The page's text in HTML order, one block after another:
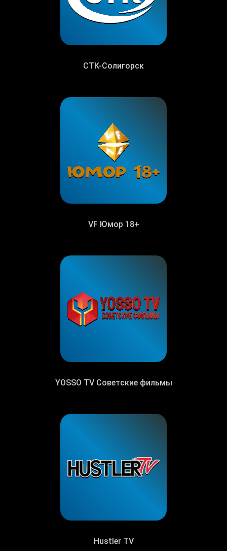
СТК-Солигорск
VF Юмор 18+
YOSSO TV Советские фильмы
Hustler TV